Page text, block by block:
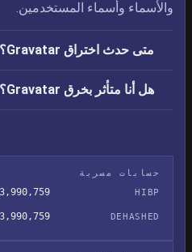
والأسماء وأسماء المستخدمين.
متى حدث اختراق Gravatar؟
هل أنا متأثر بخرق Gravatar؟
حسابات مسربة
HIBP
113,990,759
DEHASHED
113,990,759